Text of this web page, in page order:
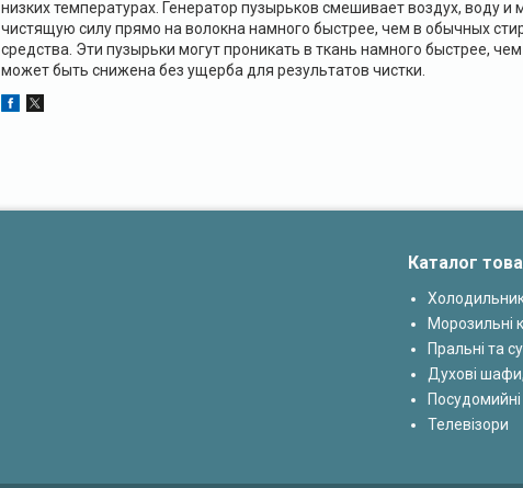
низких температурах. Генератор пузырьков смешивает воздух, воду
чистящую силу прямо на волокна намного быстрее, чем в обычных
средства. Эти пузырьки могут проникать в ткань намного быстрее,
может быть снижена без ущерба для результатов чистки.
Каталог
Морозильні
Пральні та
Духові
Телевізори